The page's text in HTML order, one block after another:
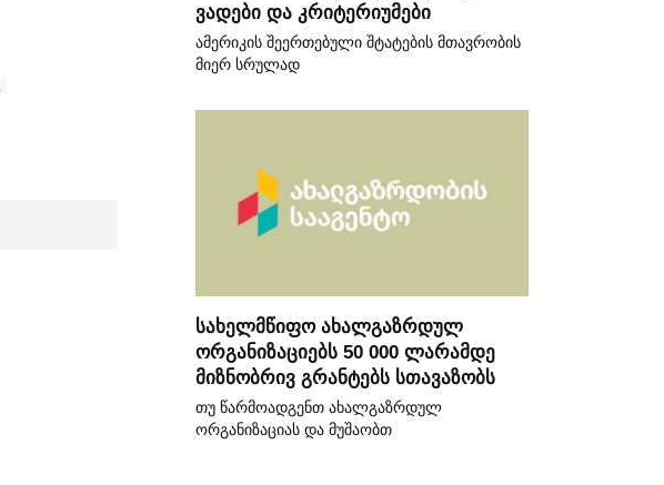
ვადები და კრიტერიუმები
ამერიკის შეერთებული შტატების მთავრობის
მიერ სრულად
სახელმწიფო ახალგაზრდულ
ორგანიზაციებს 50 000 ლარამდე
მიზნობრივ გრანტებს სთავაზობს
თუ წარმოადგენთ ახალგაზრდულ
ორგანიზაციას და მუშაობთ